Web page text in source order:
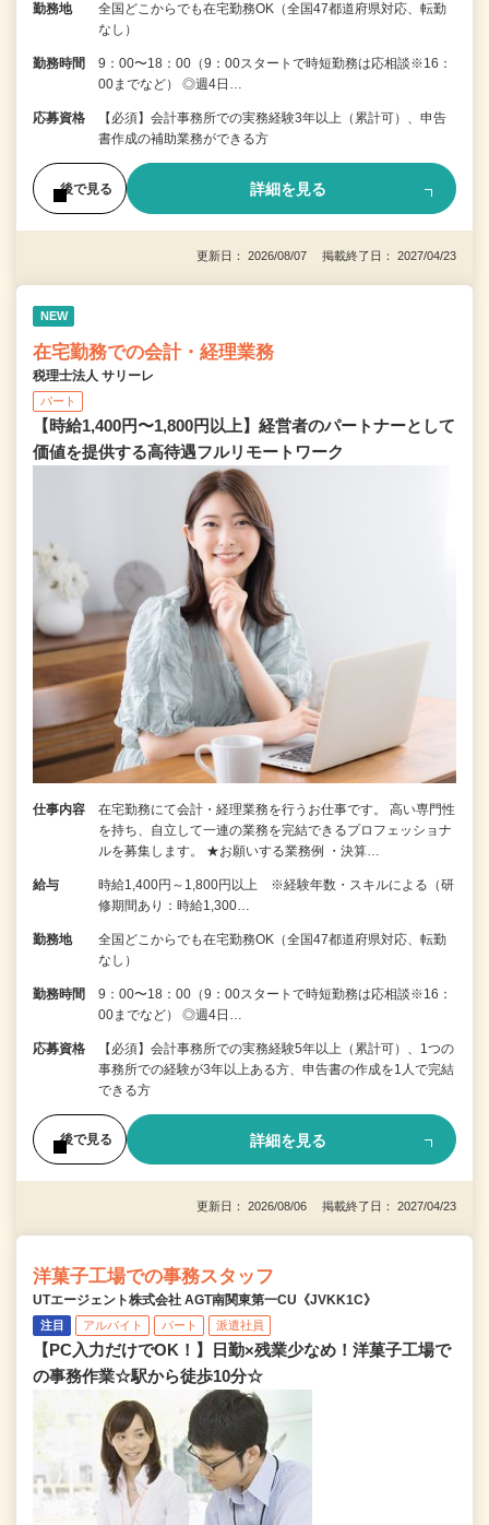
勤務地
全国どこからでも在宅勤務OK（全国47都道府県対応、転勤
なし）
勤務時間
9：00〜18：00（9：00スタートで時短勤務は応相談※16：
00までなど） ◎週4日…
応募資格
【必須】会計事務所での実務経験3年以上（累計可）、申告
書作成の補助業務ができる方
後で見る 詳細を見る
更新日： 2026/08/07 掲載終了日： 2027/04/23
NEW
在宅勤務での会計・経理業務
税理士法人 サリーレ
パート
【時給1,400円〜1,800円以上】経営者のパートナーとして
価値を提供する⾼待遇フルリモートワーク
仕事内容
在宅勤務にて会計・経理業務を行うお仕事です。 高い専門性
を持ち、自立して一連の業務を完結できるプロフェッショナ
ルを募集します。 ★お願いする業務例 ・決算…
給与
時給1,400円～1,800円以上 ※経験年数・スキルによる（研
修期間あり：時給1,300…
勤務地
全国どこからでも在宅勤務OK（全国47都道府県対応、転勤
なし）
勤務時間
9：00〜18：00（9：00スタートで時短勤務は応相談※16：
00までなど） ◎週4日…
応募資格
【必須】会計事務所での実務経験5年以上（累計可）、1つの
事務所での経験が3年以上ある方、申告書の作成を1人で完結
できる方
後で見る 詳細を見る
更新日： 2026/08/06 掲載終了日： 2027/04/23
洋菓子工場での事務スタッフ
UTエージェント株式会社 AGT南関東第一CU《JVKK1C》
注目 アルバイト パート 派遣社員
【PC入力だけでOK！】日勤×残業少なめ！洋菓子工場で
の事務作業☆駅から徒歩10分☆